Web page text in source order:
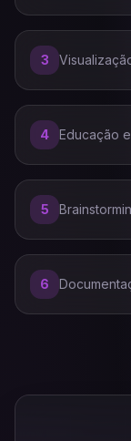
3
4 Educação
5
6